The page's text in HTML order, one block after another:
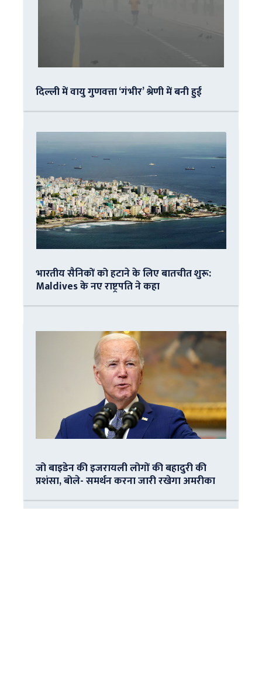
दिल्ली में वायु गुणवत्ता ‘गंभीर’ श्रेणी में बनी हुई
भारतीय सैनिकों को हटाने के लिए बातचीत शुरू:
Maldives के नए राष्ट्रपति ने कहा
जो बाइडेन की इजरायली लोगों की बहादुरी की
प्रशंसा, बोले- समर्थन करना जारी रखेगा अमरीका